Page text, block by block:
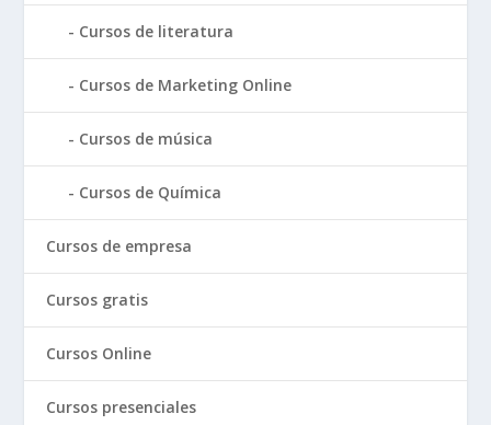
Cursos de literatura
Cursos de Marketing Online
Cursos de música
Cursos de Química
Cursos de empresa
Cursos gratis
Cursos Online
Cursos presenciales